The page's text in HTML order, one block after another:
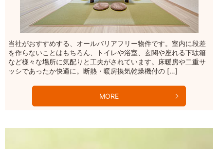
当社がおすすめする、オールバリアフリー物件です。室内に段差
を作らないことはもちろん、トイレや浴室、玄関や座れる下駄箱
など様々な場所に気配りと工夫がされています。床暖房や二重サ
ッシであったか快適に。断熱・暖房換気乾燥機付の […]
MORE